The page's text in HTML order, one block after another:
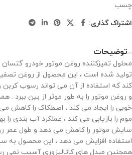
چسب
اشتراک گذاری:
توضیحات
محلول تمیزکننده روغن موتور خودرو گتسان
تولید شده است ، این محصول از روغن
کند که استفاده از آن می تواند رسوب کربن
و روغن موتور را به طور موثر از بین ببرد .
خوبی را ایجاد می کند ، اصطکاک را کاهش
موم را بازیابی می کند ، عملکرد آب بندی
سایش موتور را کاهش می دهد و طول عمر
استفاده افزایش می دهد ، این محصول به
همچنین مبدل های کاتالیزوری آسیب نمی